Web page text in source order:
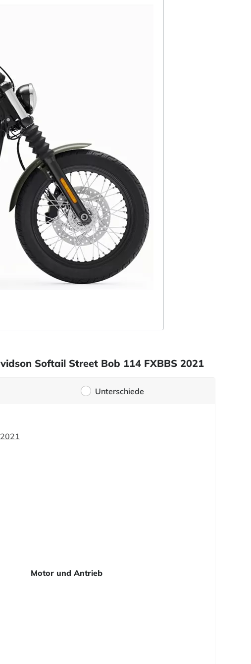
Softail Street Bob 114 FXBBS 2021
Unterschiede
Motor und Antrieb